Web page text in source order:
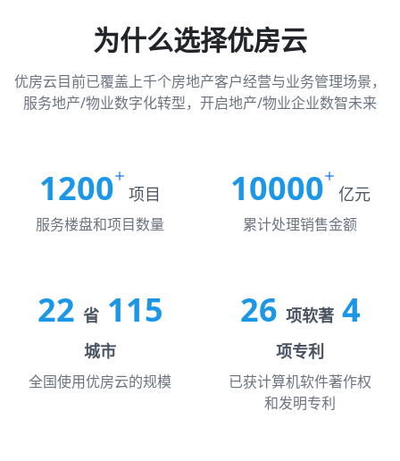
为什么选择优房云
优房云目前已覆盖上千个房地产客户经营与业务管理场景，
服务地产/物业数字化转型，开启地产/物业企业数智未来
1200 项目
服务楼盘和项目数量
10000 亿元
累计处理销售金额
22 省115
城市
全国使用优房云的规模
26 项软著4
项专利
已获计算机软件著作权
和发明专利